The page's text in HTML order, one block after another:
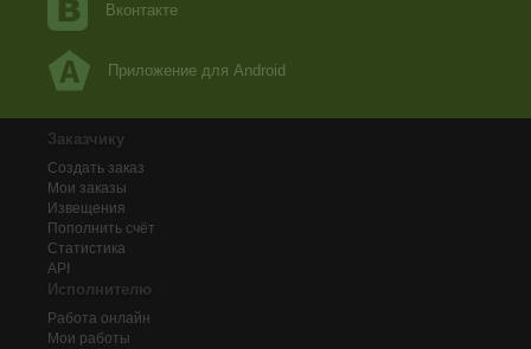
Вконтакте
Приложение для Android
Заказчику
Создать заказ
Мои заказы
Извещения
Пополнить счёт
Статистика
API
Исполнителю
Работа онлайн
Мои работы